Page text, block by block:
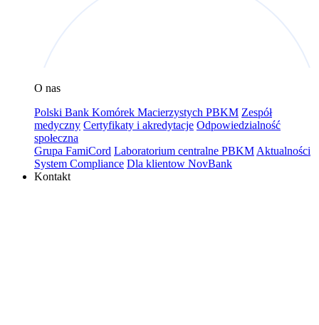
O nas
Polski Bank Komórek Macierzystych PBKM Zespół
medyczny Certyfikaty i akredytacje Odpowiedzialność
społeczna
Grupa FamiCord Laboratorium centralne PBKM Aktualności
System Compliance Dla klientow NovBank
Kontakt